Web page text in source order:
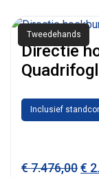
Tweedehands
Directie
Inclusief
€7.476,00€